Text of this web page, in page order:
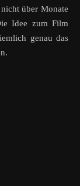
über Monate
Idee zum Film
genau das